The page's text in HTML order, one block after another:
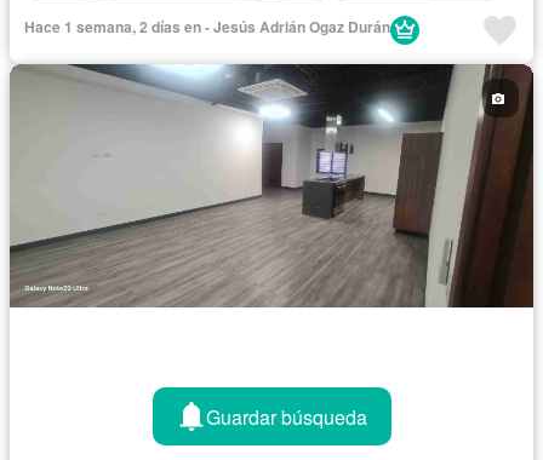
Aire acondicionado
Zonas verdes
Caseta de vigilancia
Permite mascotas
Permite niños
Hace 1 semana, 2 días en - Jesús Adrián Ogaz Durán
Guardar búsqueda